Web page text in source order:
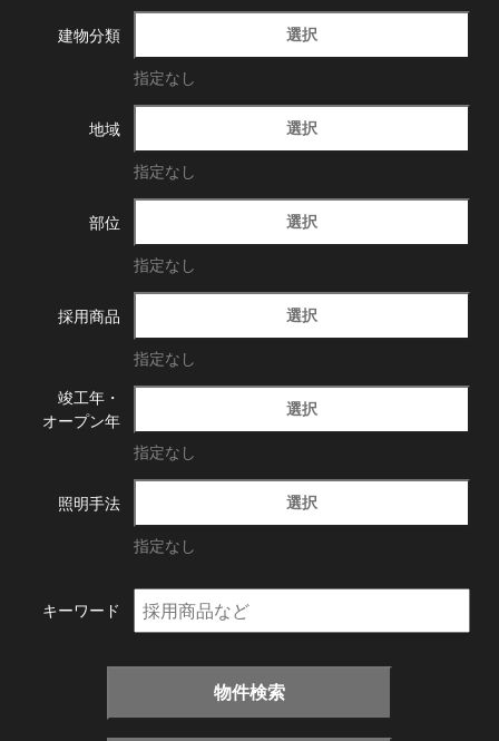
建物分類 選択
指定なし
地域 選択
指定なし
部位 選択
指定なし
採用商品 選択
指定なし
竣工年・
オープン年
選択
指定なし
照明手法 選択
指定なし
キーワード
物件検索